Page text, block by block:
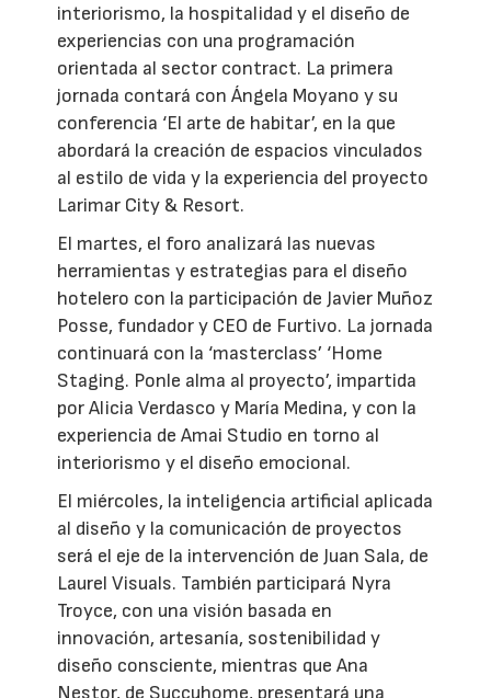
interiorismo, la hospitalidad y el diseño de
experiencias con una programación
orientada al sector contract. La primera
jornada contará con Ángela Moyano y su
conferencia ‘El arte de habitar’, en la que
abordará la creación de espacios vinculados
al estilo de vida y la experiencia del proyecto
Larimar City & Resort.
El martes, el foro analizará las nuevas
herramientas y estrategias para el diseño
hotelero con la participación de Javier Muñoz
Posse, fundador y CEO de Furtivo. La jornada
continuará con la ‘masterclass’ ‘Home
Staging. Ponle alma al proyecto’, impartida
por Alicia Verdasco y María Medina, y con la
experiencia de Amai Studio en torno al
interiorismo y el diseño emocional.
El miércoles, la inteligencia artificial aplicada
al diseño y la comunicación de proyectos
será el eje de la intervención de Juan Sala, de
Laurel Visuals. También participará Nyra
Troyce, con una visión basada en
innovación, artesanía, sostenibilidad y
diseño consciente, mientras que Ana